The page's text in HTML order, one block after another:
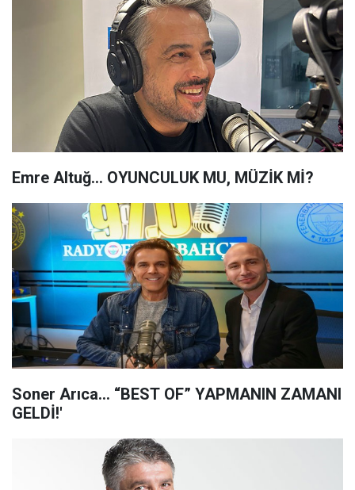
Emre Altuğ... OYUNCULUK MU, MÜZİK Mİ?
Soner Arıca... “BEST OF” YAPMANIN ZAMANI
GELDİ!'